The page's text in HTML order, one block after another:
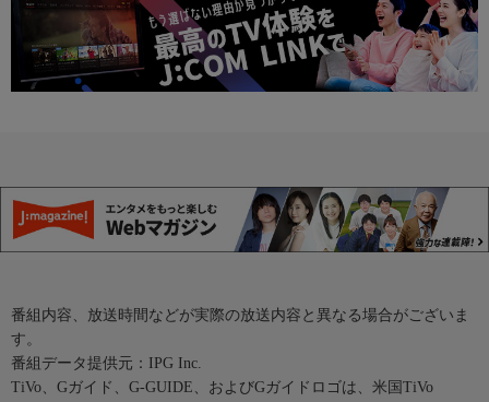
番組内容、放送時間などが実際の放送内容と異なる場合がございま
す。
番組データ提供元：IPG Inc.
TiVo、Gガイド、G-GUIDE、およびGガイドロゴは、米国TiVo